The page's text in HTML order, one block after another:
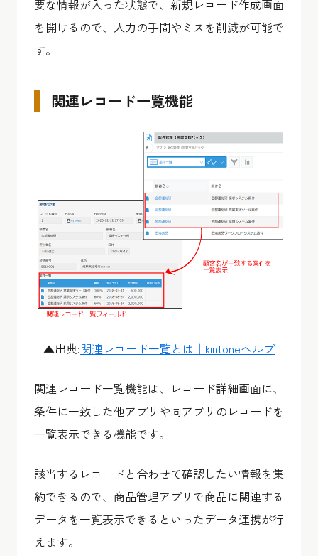
要な情報が入った状態で、新規レコード作成画面
を開けるので、入力の手間やミスを削減が可能で
す。
関連レコード一覧機能
▲出典:関連レコード一覧とは｜kintoneヘルプ
関連レコード一覧機能は、レコード詳細画面に、
条件に一致した他アプリや同アプリのレコードを
一覧表示できる機能です。
該当するレコードと合わせて確認したい情報を集
約できるので、商品管理アプリで商品に関連する
データを一覧表示できるといったデータ連携が行
えます。